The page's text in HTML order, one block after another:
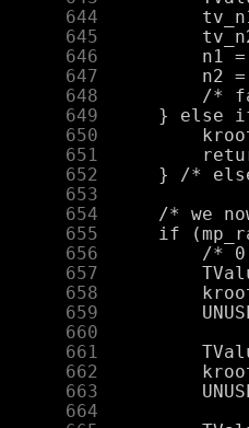
    644
    645
    646
    647
    648
    649
    650
    651
    652
    653
    654
    655
    656
    657
    658
    659
    660
    661
    662
    663
    664